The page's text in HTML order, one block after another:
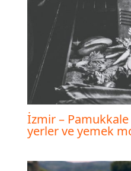
İzmir – Pamukkale
yerler ve yemek